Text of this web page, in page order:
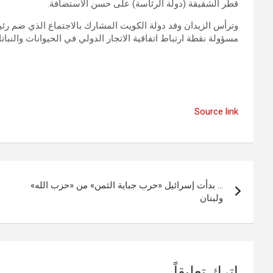
قطر الشقيقة (دولة الرئاسة) على حسن الاستضافة.
وترأس الزيدان وفد دولة الكويت المشارك بالاجتماع الذي ضم
مسؤولة نقطة ارتباط اتفاقية الاتجار الدولي في الحيوانات
Source link
المقالات
… بدأت إسرائيل «حرب جباية الثمن» من «حزب الله»
ولبنان